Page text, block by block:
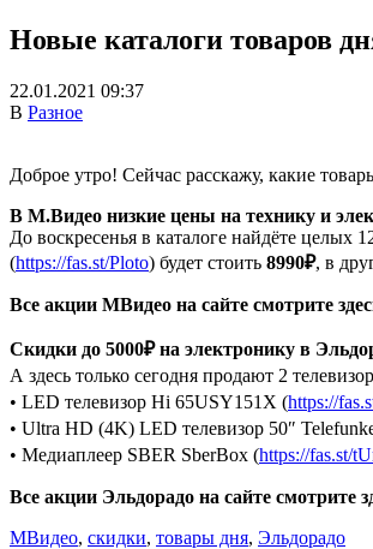
Новые каталоги товаров
22.01.2021 09:37
В Разное
Доброе утро! Сейчас расскажу, какие
В М.Видео низкие цены на технику и
До воскресенья в каталоге найдёте
(https://fas.st/Ploto) будет стоить 8990₽, в
Все акции МВидео на сайте смотрите
Скидки до 5000₽ на электронику в
А здесь только сегодня продают 2
• LED телевизор Hi 65USY151X (https://
• Ultra HD (4K) LED телевизор 50″
• Медиаплеер SBER SberBox (https://fas.st/
Все акции Эльдорадо на сайте смотрите
МВидео, скидки, товары дня, Эльдорадо